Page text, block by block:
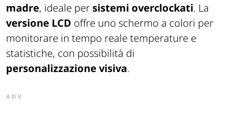
madre, ideale per sistemi overclockati. La
versione LCD offre uno schermo a colori per
monitorare in tempo reale temperature e
statistiche, con possibilità di
personalizzazione visiva.
ADV